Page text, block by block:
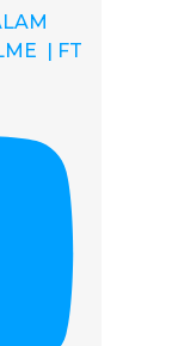
| FT